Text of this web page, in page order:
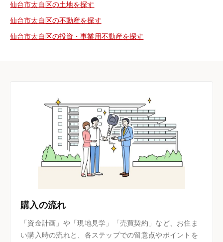
仙台市太白区の土地を探す
仙台市太白区の不動産を探す
仙台市太白区の投資・事業用不動産を探す
購入の流れ
「資金計画」や「現地見学」「売買契約」など、お住ま
い購入時の流れと、各ステップでの留意点やポイントを